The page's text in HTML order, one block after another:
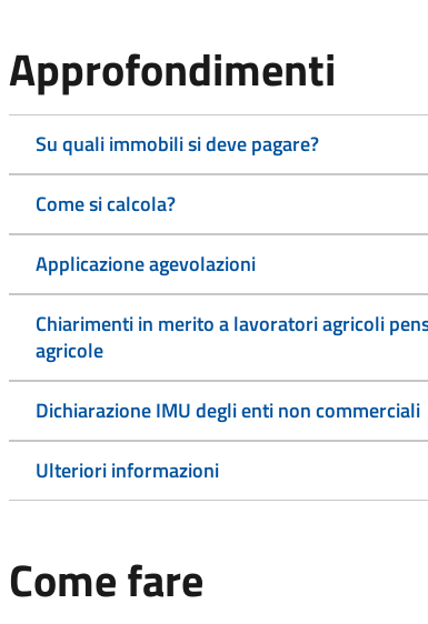
Approfondimenti
Su quali immobili si deve pagare?
Come si calcola?
Applicazione agevolazioni
Chiarimenti in merito a lavoratori agricoli
agricole
Dichiarazione IMU degli enti non commerciali
Ulteriori informazioni
Come fare